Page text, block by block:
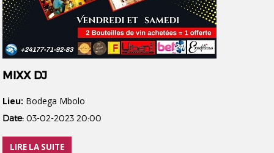
MIXX DJ
Lieu: Bodega Mbolo
Date: 03-02-2023 20:00
LIRE LA SUITE